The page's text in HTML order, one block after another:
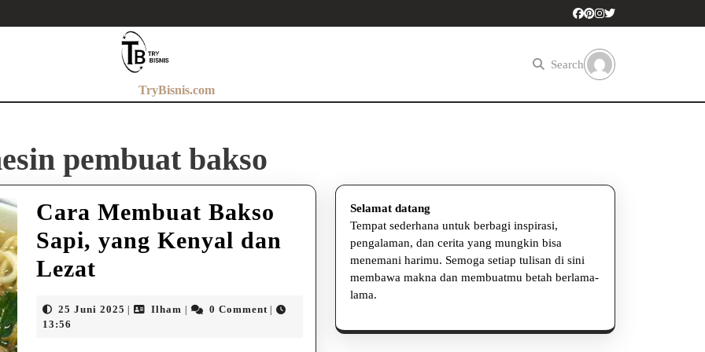
TryBisnis.com
Search
pembuat bakso
Cara Membuat Bakso
Sapi, yang Kenyal dan
Lezat
Bakso
25 Juni 2025 25
Ilham Ilham0 Comment
13:56
Selamat datang
Tempat sederhana untuk berbagi inspirasi,
pengalaman, dan cerita yang mungkin bisa
menemani harimu. Semoga setiap tulisan di sini
membawa makna dan membuatmu betah berlama-
lama.